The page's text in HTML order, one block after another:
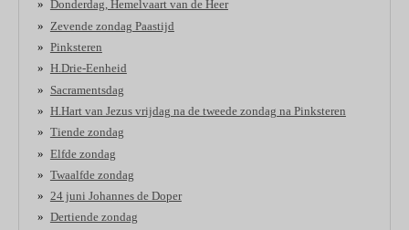
Donderdag, Hemelvaart van de Heer
Zevende zondag Paastijd
Pinksteren
H.Drie-Eenheid
Sacramentsdag
H.Hart van Jezus vrijdag na de tweede zondag na Pinksteren
Tiende zondag
Elfde zondag
Twaalfde zondag
24 juni Johannes de Doper
Dertiende zondag